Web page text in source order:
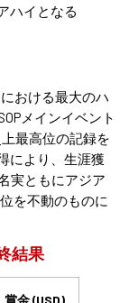
ハイとなる
おける最大のハ
メインイベント
最高位の記録を
により、生涯獲
実ともにアジア
を不動のものに
結果
賞金 (USD)